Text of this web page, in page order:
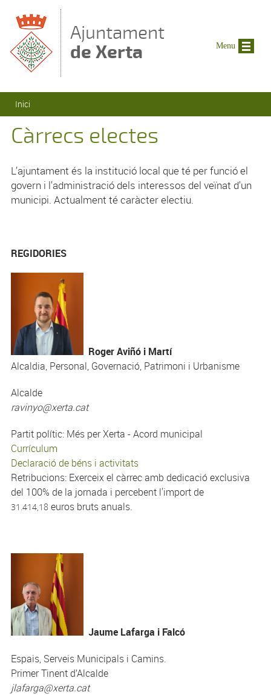
Ajuntament
de Xerta
Esteu aquí
Inici
Càrrecs electes
L’ajuntament és la institució local que té per funció el
govern i l'administració dels interessos del veïnat d'un
municipi. Actualment té caràcter electiu.
REGIDORIES
Roger Aviñó i Martí
Alcaldia, Personal, Governació, Patrimoni i Urbanisme
Alcalde
ravinyo@xerta.cat
Partit polític: Més per Xerta - Acord municipal
Currículum
Declaració de béns i activitats
Retribucions: Exerceix el càrrec amb dedicació exclusiva
del 100% de la jornada i percebent l'import de
31.414,18 euros bruts anuals.
Jaume Lafarga i Falcó
Espais, Serveis Municipals i Camins.
Primer Tinent d’Alcalde
jlafarga@xerta.cat
Menu